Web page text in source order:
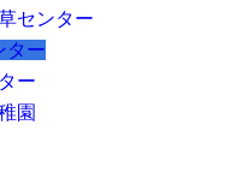
センター
ター
ー
園